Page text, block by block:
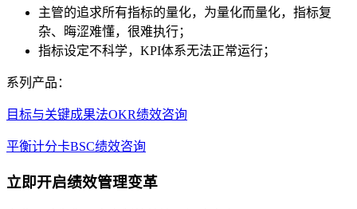
主管的追求所有指标的量化，为量化而量化，指标复
杂、晦涩难懂，很难执行；
指标设定不科学，KPI体系无法正常运行；
系列产品：
目标与关键成果法OKR绩效咨询
平衡计分卡BSC绩效咨询
立即开启绩效管理变革